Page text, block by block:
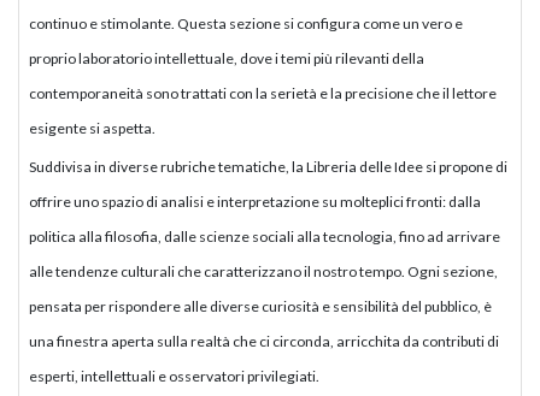
continuo e stimolante. Questa sezione si configura come un vero e
proprio laboratorio intellettuale, dove i temi più rilevanti della
contemporaneità sono trattati con la serietà e la precisione che il lettore
esigente si aspetta.
Suddivisa in diverse rubriche tematiche, la Libreria delle Idee si propone di
offrire uno spazio di analisi e interpretazione su molteplici fronti: dalla
politica alla filosofia, dalle scienze sociali alla tecnologia, fino ad arrivare
alle tendenze culturali che caratterizzano il nostro tempo. Ogni sezione,
pensata per rispondere alle diverse curiosità e sensibilità del pubblico, è
una finestra aperta sulla realtà che ci circonda, arricchita da contributi di
esperti, intellettuali e osservatori privilegiati.